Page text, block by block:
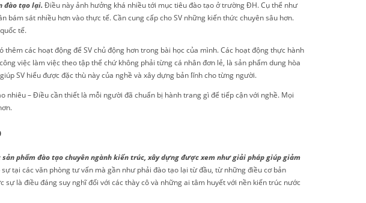
đào tạo lại. Điều này ảnh hưởng khá nhiều tới mục tiêu đào tạo ở trường ĐH. Cụ thể như
sát nhiều hơn vào thực tế. Cần cung cấp cho SV những kiến thức chuyên sâu hơn.
tế.
các hoạt động để SV chủ động hơn trong bài học của mình. Các hoạt động thực hành
việc làm việc theo tập thể chứ không phải từng cá nhân đơn lẻ, là sản phẩm dung hòa
SV hiểu được đặc thù này của nghề và xây dựng bản lĩnh cho từng người.
nhiêu – Điều cần thiết là mỗi người đã chuẩn bị hành trang gì để tiếp cận với nghề. Mọi
phẩm đào tạo chuyên ngành kiến trúc, xây dựng được xem như giải pháp giúp giảm
tại các văn phòng tư vấn mà gần như phải đào tạo lại từ đầu, từ những điều cơ bản
là điều đáng suy nghĩ đối với các thày cô và những ai tâm huyết với nền kiến trúc nước